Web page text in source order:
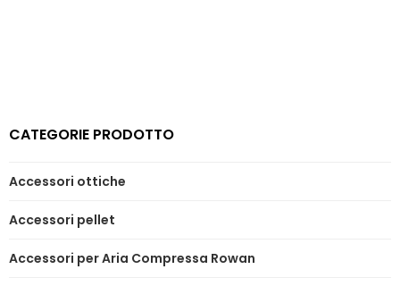
CATEGORIE PRODOTTO
Accessori ottiche
Accessori pellet
Accessori per Aria Compressa Rowan